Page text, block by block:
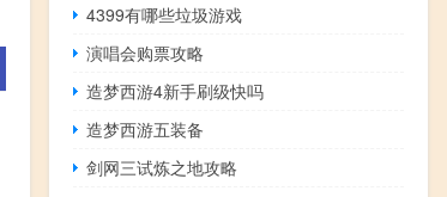
4399有哪些垃圾游戏
演唱会购票攻略
造梦西游4新手刷级快吗
造梦西游五装备
剑网三试炼之地攻略